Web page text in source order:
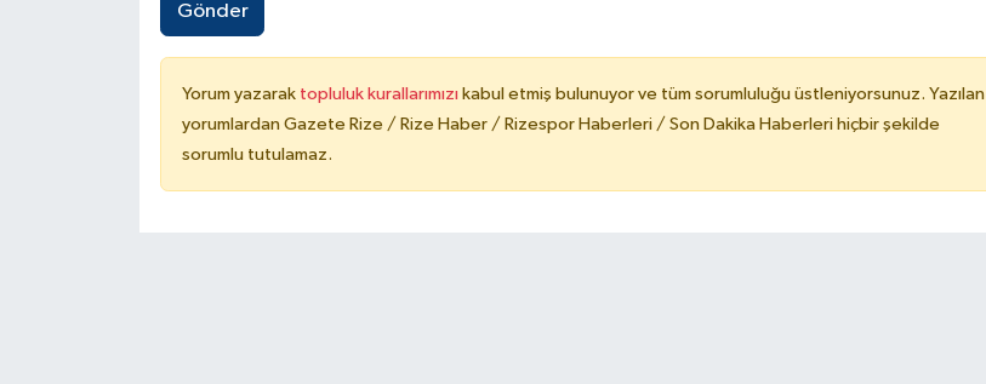
Gönder
Yorum yazarak topluluk kurallarımızı kabul etmiş bulunuyor ve tüm sorumluluğu üstleniyorsunuz. Yazılan
yorumlardan Gazete Rize / Rize Haber / Rizespor Haberleri / Son Dakika Haberleri hiçbir şekilde
sorumlu tutulamaz.